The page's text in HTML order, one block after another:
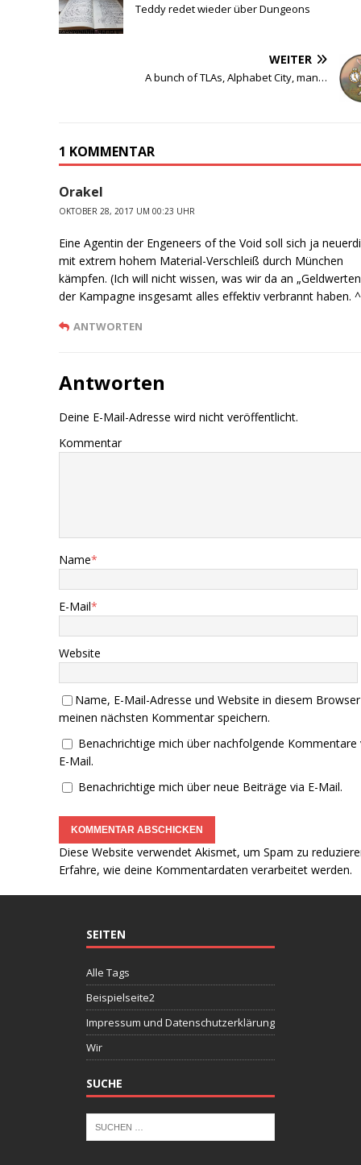
Teddy redet wieder über Dungeons
WEITER
A bunch of TLAs, Alphabet City, man…
1 KOMMENTAR
Orakel
OKTOBER 28, 2017 UM 00:23 UHR
Eine Agentin der Engeneers of the Void soll sich ja
mit extrem hohem Material-Verschleiß durch München
kämpfen. (Ich will nicht wissen, was wir da an
der Kampagne insgesamt alles effektiv verbrannt haben.
ANTWORTEN
Antworten
Deine E-Mail-Adresse wird nicht veröffentlicht.
Kommentar
Name*
E-Mail*
Website
Name, E-Mail-Adresse und Website in diesem
meinen nächsten Kommentar speichern.
Benachrichtige mich über nachfolgende Kommentare
E-Mail.
Benachrichtige mich über neue Beiträge via E-Mail.
Diese Website verwendet Akismet, um Spam zu
Erfahre, wie deine Kommentardaten verarbeitet werden.
SEITEN
Alle Tags
Beispielseite2
Impressum und Datenschutzerklärung
Wir
SUCHE